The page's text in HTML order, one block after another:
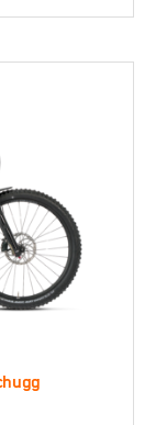
ist:
7